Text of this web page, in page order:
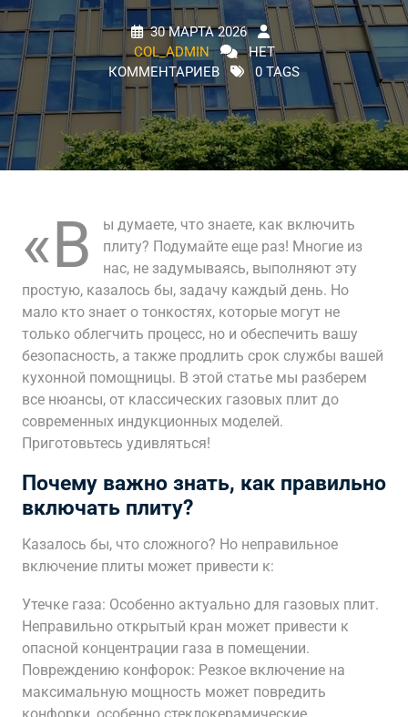
30 МАРТА 2026
COL_ADMIN
НЕТ
КОММЕНТАРИЕВ
0 TAGS
«В
ы думаете, что знаете, как включить
плиту? Подумайте еще раз! Многие из
нас, не задумываясь, выполняют эту
простую, казалось бы, задачу каждый день. Но
мало кто знает о тонкостях, которые могут не
только облегчить процесс, но и обеспечить вашу
безопасность, а также продлить срок службы вашей
кухонной помощницы. В этой статье мы разберем
все нюансы, от классических газовых плит до
современных индукционных моделей.
Приготовьтесь удивляться!
Почему важно знать, как правильно
включать плиту?
Казалось бы, что сложного? Но неправильное
включение плиты может привести к:
Утечке газа: Особенно актуально для газовых плит.
Неправильно открытый кран может привести к
опасной концентрации газа в помещении.
Повреждению конфорок: Резкое включение на
максимальную мощность может повредить